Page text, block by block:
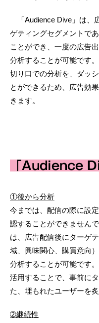
「Audience Dive」は、
ゲティングセグメントで
ことができ、一度の広告
分析することが可能です
切り口での分析を、ダッ
とができるため、広告効
きます。
「Audience
①後から分析
今までは、配信の際に設
認することができません
は、広告配信後にターゲ
域、興味関心、購買意向
分析することが可能です
活用することで、事前に
た、埋もれたユーザーを
➁継続性